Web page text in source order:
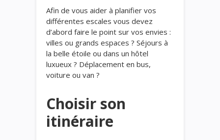
Afin de vous aider à planifier vos
différentes escales vous devez
d’abord faire le point sur vos envies :
villes ou grands espaces ? Séjours à
la belle étoile ou dans un hôtel
luxueux ? Déplacement en bus,
voiture ou van ?
Choisir son
itinéraire